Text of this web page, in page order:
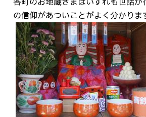
の信仰があついことがよく分かりま